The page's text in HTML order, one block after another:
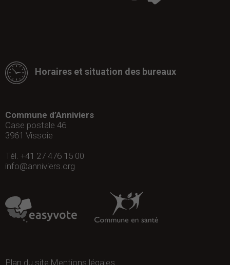
Horaires et situation des bureaux
Commune d’Anniviers
Case postale 46
3961 Vissoie
Tél. +41 27 476 15 00
info@anniviers.org
Plan du site Mentions légales